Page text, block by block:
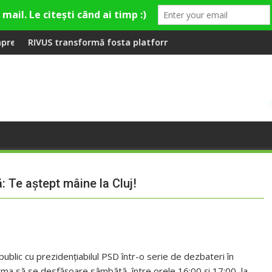
la Fashion Village
fosta platformă Carbochim într-un nou centru cultural și
Te aştept mâine la Cluj!
cu prezidenţiabilul PSD într-o serie de dezbateri în